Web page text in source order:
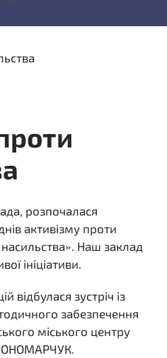
розпочалася
активізму проти
Наш заклад
​​ініціативи.
відбулася зустріч із
забезпечення
міського центру